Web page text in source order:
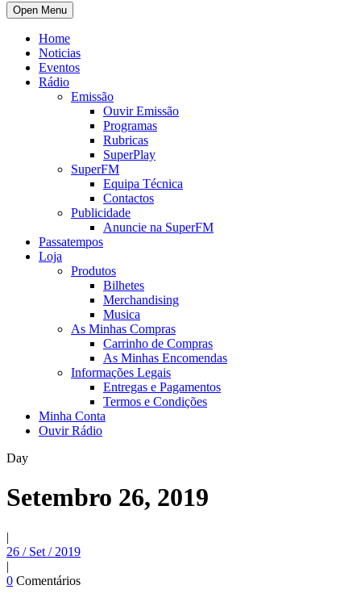
Open Menu
Home
Noticias
Eventos
Rádio
Emissão
Ouvir Emissão
Programas
Rubricas
SuperPlay
SuperFM
Equipa Técnica
Contactos
Publicidade
Anuncie na SuperFM
Passatempos
Loja
Produtos
Bilhetes
Merchandising
Musica
As Minhas Compras
Carrinho de Compras
As Minhas Encomendas
Informações Legais
Entregas e Pagamentos
Termos e Condições
Minha Conta
Ouvir Rádio
Day
Setembro 26, 2019
|
26 / Set / 2019
|
0 Comentários